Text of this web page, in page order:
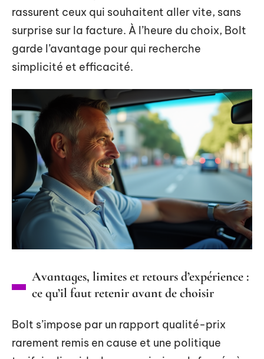
rassurent ceux qui souhaitent aller vite, sans
surprise sur la facture. À l’heure du choix, Bolt
garde l’avantage pour qui recherche
simplicité et efficacité.
Avantages, limites et retours d’expérience :
ce qu’il faut retenir avant de choisir
Bolt s’impose par un rapport qualité-prix
rarement remis en cause et une politique